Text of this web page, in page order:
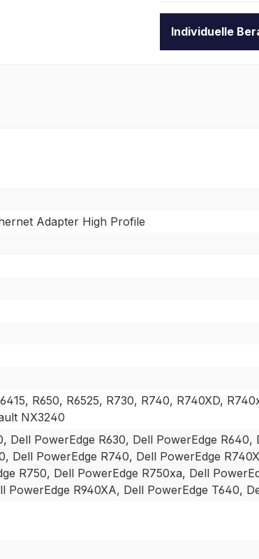
Individuelle
Adapter High Profile
R650, R6525, R730, R740, R740XD,
NX3240
PowerEdge R630, Dell PowerEdge R640,
Dell PowerEdge R740, Dell PowerEdge
R750, Dell PowerEdge R750xa, Dell
R940XA, Dell PowerEdge T640,